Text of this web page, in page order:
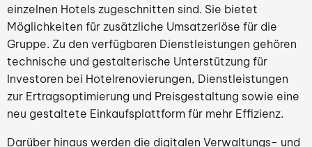
einzelnen Hotels zugeschnitten sind. Sie bietet
Möglichkeiten für zusätzliche Umsatzerlöse für die
Gruppe. Zu den verfügbaren Dienstleistungen gehören
technische und gestalterische Unterstützung für
Investoren bei Hotelrenovierungen, Dienstleistungen
zur Ertragsoptimierung und Preisgestaltung sowie eine
neu gestaltete Einkaufsplattform für mehr Effizienz.
Darüber hinaus werden die digitalen Verwaltungs- und